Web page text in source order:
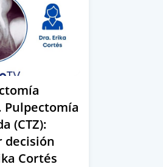
Pulpectomía
(CTZ):
decisión
Cortés